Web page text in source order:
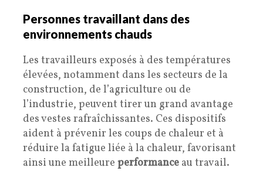
Personnes travaillant dans des
environnements chauds
Les travailleurs exposés à des températures
élevées, notamment dans les secteurs de la
construction, de l’agriculture ou de
l’industrie, peuvent tirer un grand avantage
des vestes rafraîchissantes. Ces dispositifs
aident à prévenir les coups de chaleur et à
réduire la fatigue liée à la chaleur, favorisant
ainsi une meilleure performance au travail.